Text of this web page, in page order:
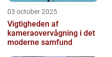
03 october 2025
Vigtigheden af
kameraovervågning i det
moderne samfund